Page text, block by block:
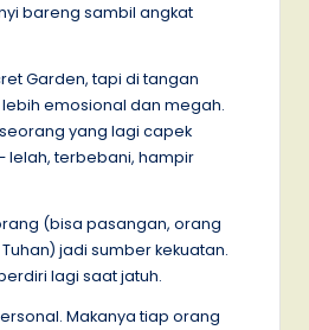
bareng sambil angkat
Garden, tapi di tangan
emosional dan megah.
yang lagi capek
lelah, terbebani, hampir
(bisa pasangan, orang
jadi sumber kekuatan.
lagi saat jatuh.
Makanya tiap orang